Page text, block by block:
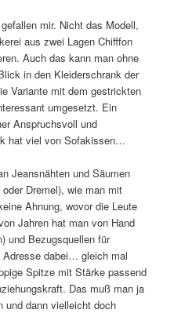
mir. Nicht das Modell,
aus zwei Lagen Chifffon
Auch das kann man ohne
in den Kleiderschrank der
Variante mit dem gestrickten
umgesetzt. Ein
Anspruchsvoll und
hat viel von Sofakissen…
Jeansnähten und Säumen
Dremel), wie man mit
Ahnung, wovor die Leute
Jahren hat man von Hand
und Bezugsquellen für
Adresse dabei… gleich mal
Spitze mit Stärke passend
Das muß man ja
und dann vielleicht doch